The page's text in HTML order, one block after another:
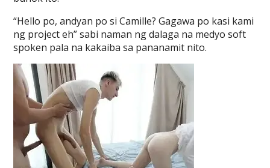
“Hello po, andyan po si Camille? Gagawa po kasi kami
ng project eh” sabi naman ng dalaga na medyo soft
spoken pala na kakaiba sa pananamit nito.